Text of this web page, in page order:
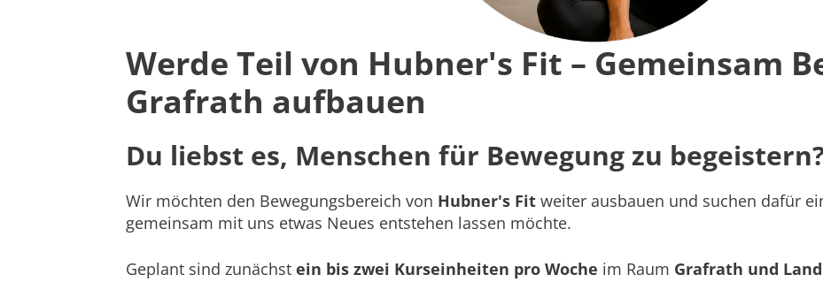
Werde Teil von Hubner's Fit – Gemeinsam
Grafrath aufbauen
Du liebst es, Menschen für Bewegung zu
Wir möchten den Bewegungsbereich von Hubner's Fit weiter ausbauen und suchen dafür
gemeinsam mit uns etwas Neues entstehen lassen möchte.
Geplant sind zunächst ein bis zwei Kurseinheiten pro Woche im Raum Grafrath und